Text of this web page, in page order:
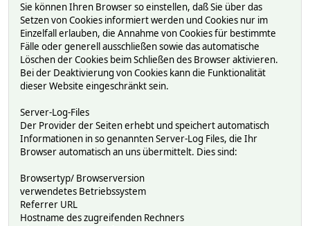
Sie können Ihren Browser so einstellen, daß Sie über das
Setzen von Cookies informiert werden und Cookies nur im
Einzelfall erlauben, die Annahme von Cookies für bestimmte
Fälle oder generell ausschließen sowie das automatische
Löschen der Cookies beim Schließen des Browser aktivieren.
Bei der Deaktivierung von Cookies kann die Funktionalität
dieser Website eingeschränkt sein.
Server-Log-Files
Der Provider der Seiten erhebt und speichert automatisch
Informationen in so genannten Server-Log Files, die Ihr
Browser automatisch an uns übermittelt. Dies sind:
Browsertyp/ Browserversion
verwendetes Betriebssystem
Referrer URL
Hostname des zugreifenden Rechners